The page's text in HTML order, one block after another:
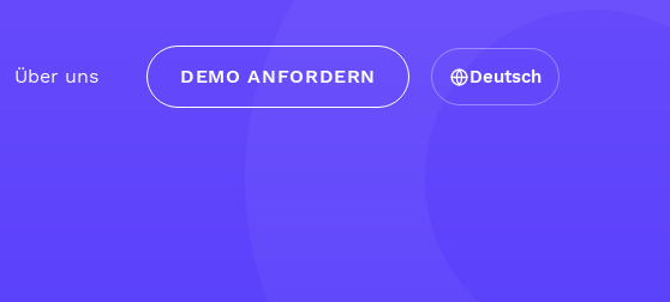
Über uns DEMO ANFORDERN Deutsch